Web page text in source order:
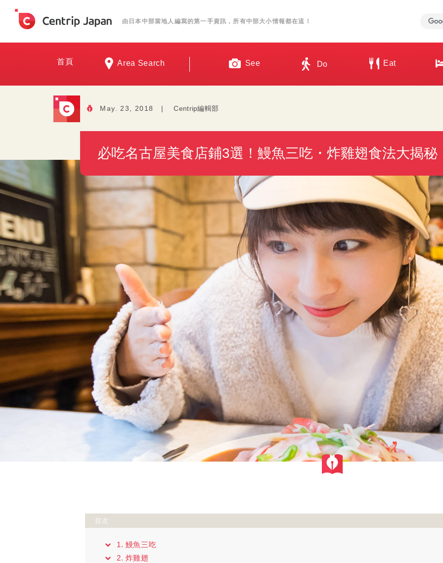
由日本中部當地人編寫的第一手資訊，所有中部大小情報都在這！
首頁 Area Search See Do Eat
May. 23, 2018 | Centrip編輯部
必吃名古屋美食店鋪3選！鰻魚三吃・炸雞翅食法大揭秘
目次
1. 鰻魚三吃
2. 炸雞翅